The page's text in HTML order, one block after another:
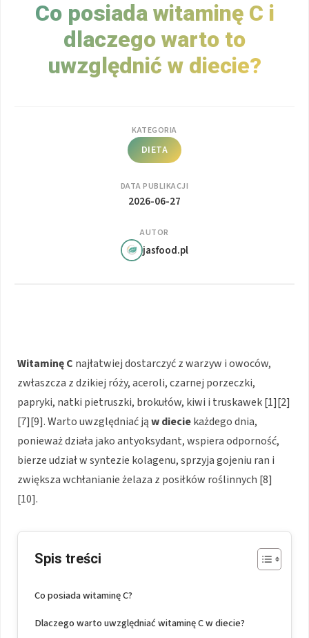
Co posiada witaminę C i
dlaczego warto to
uwzględnić w diecie?
KATEGORIA
DIETA
DATA PUBLIKACJI
2026-06-27
AUTOR
jasfood.pl
Witaminę C najłatwiej dostarczyć z warzyw i owoców,
zwłaszcza z dzikiej róży, aceroli, czarnej porzeczki,
papryki, natki pietruszki, brokułów, kiwi i truskawek [1][2]
[7][9]. Warto uwzględniać jąw dieciekażdego dnia,
ponieważ działa jako antyoksydant, wspiera odporność,
bierze udział w syntezie kolagenu, sprzyja gojeniu ran i
zwiększa wchłanianie żelaza z posiłków roślinnych [8]
[10].
Spis treści
Co posiada witaminę C?
Dlaczego warto uwzględniać witaminę C w diecie?